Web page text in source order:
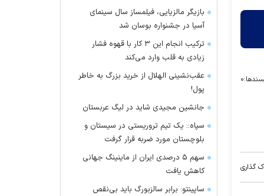
۰
گذاری
بازیگر مالزیایی، فیلمساز سال سینمای
آسیا در جشنواره بوسان شد
ترکیب انجام این ۳ کار با قهوه فشار
زیادی به قلب وارد می‌کند
عقب‌نشینی الهلال از خرید بزرگ به خاطر
پول!
جانشین مجیدی شاید در لیگ عربستان
سپاه:: یک تیم تروریستی در سیستان و
بلوچستان مورد ضربه قرار گرفت
سهم ۵ درصدی ایران از ماینینگ جهانی
کاهش یافت
ساپینتو: برابر سالزبورگ باید بی‌نقص